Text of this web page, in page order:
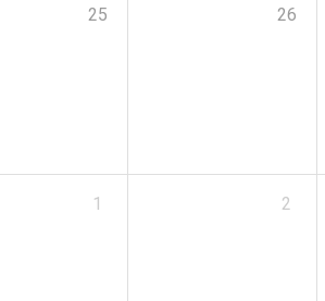
25 26
1 2